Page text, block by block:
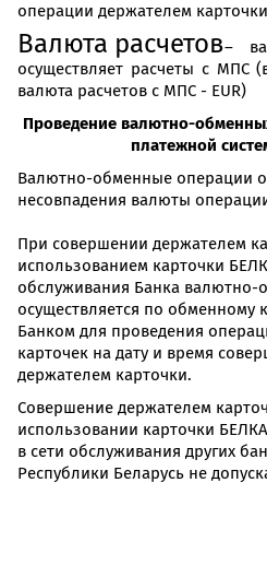
операции держателем
Валюта расчетов–
осуществляет расчеты с МПС
валюта расчетов с МПС - EUR)
Проведение валютно-
платежной
Валютно-обменные операции
несовпадения валюты
При совершении держателем
использованием карточки
обслуживания Банка валютно-
осуществляется по обменному
Банком для проведения
карточек на дату и время
держателем карточки.
Совершение держателем
использовании карточки
в сети обслуживания других
Республики Беларусь не